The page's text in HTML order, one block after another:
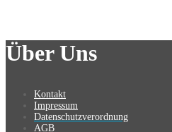
Über Uns
Kontakt
Impressum
Datenschutzverordnung
AGB